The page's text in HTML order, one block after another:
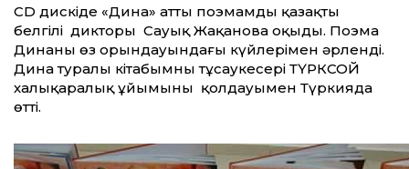
СD дискіде «Дина» атты поэмамды қазақтың
белгілі дикторы Сауық Жақанова оқыды. Поэма
Динаның өз орындауындағы күйлерімен әрленді.
Дина туралы кітабымның тұсаукесері ТҮРКСОЙ
халықаралық ұйымының қолдауымен Түркияда
өтті.